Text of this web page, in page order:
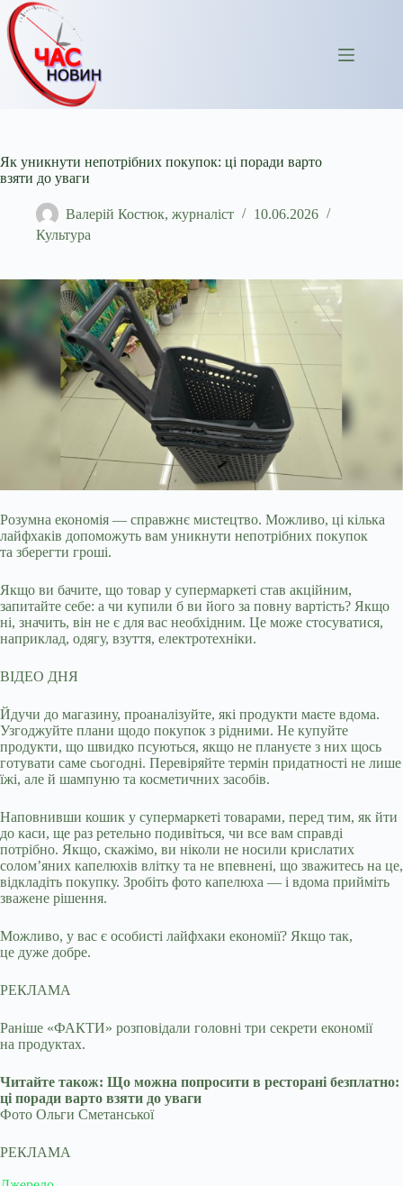
Перейти
до
вмісту
Як уникнути непотрібних покупок: ці поради варто
взяти до уваги
Валерій Костюк, журналіст
10.06.2026
Культура
Розумна економія — справжнє мистецтво. Можливо, ці кілька
лайфхаків допоможуть вам уникнути непотрібних покупок
та зберегти гроші.
Якщо ви бачите, що товар у супермаркеті став акційним,
запитайте себе: а чи купили б ви його за повну вартість? Якщо
ні, значить, він не є для вас необхідним. Це може стосуватися,
наприклад, одягу, взуття, електротехніки.
ВІДЕО ДНЯ
Йдучи до магазину, проаналізуйте, які продукти маєте вдома.
Узгоджуйте плани щодо покупок з рідними. Не купуйте
продукти, що швидко псуються, якщо не плануєте з них щось
готувати саме сьогодні. Перевіряйте термін придатності не лише
їжі, але й шампуню та косметичних засобів.
Наповнивши кошик у супермаркеті товарами, перед тим, як йти
до каси, ще раз ретельно подивіться, чи все вам справді
потрібно. Якщо, скажімо, ви ніколи не носили крислатих
солом’яних капелюхів влітку та не впевнені, що зважитесь на це,
відкладіть покупку. Зробіть фото капелюха — і вдома прийміть
зважене рішення.
Можливо, у вас є особисті лайфхаки економії? Якщо так,
це дуже добре.
РЕКЛАМА
Раніше «ФАКТИ» розповідали головні три секрети економії
на продуктах.
Читайте також: Що можна попросити в ресторані безплатно:
ці поради варто взяти до уваги
Фото Ольги Сметанської
РЕКЛАМА